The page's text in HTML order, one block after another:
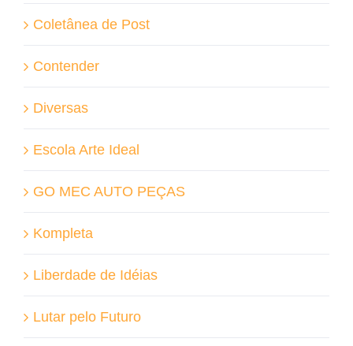
Coletânea de Post
Contender
Diversas
Escola Arte Ideal
GO MEC AUTO PEÇAS
Kompleta
Liberdade de Idéias
Lutar pelo Futuro